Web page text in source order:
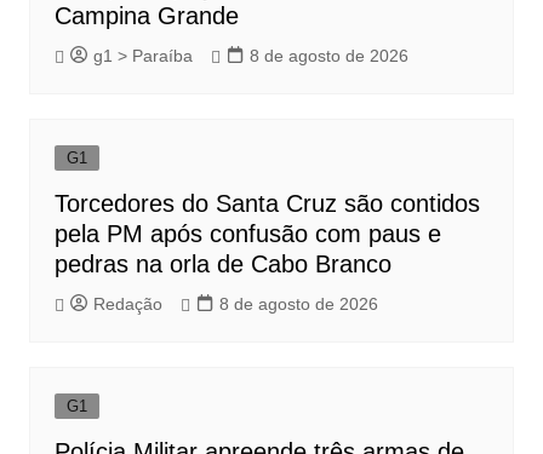
Campina Grande
g1 > Paraíba 8 de agosto de 2026
G1
Torcedores do Santa Cruz são contidos
pela PM após confusão com paus e
pedras na orla de Cabo Branco
Redação 8 de agosto de 2026
G1